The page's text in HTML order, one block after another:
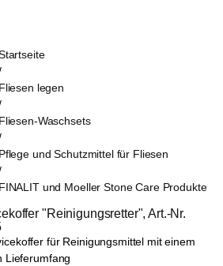
Fliesen legen
Fliesen-Waschsets
Pflege und Schutzmittel für Fliesen
FINALIT und Moeller Stone Care Produkte
"Reinigungsretter", Art.-Nr.